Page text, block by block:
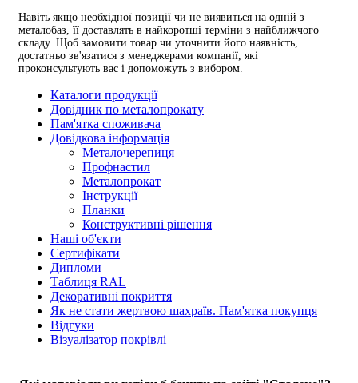
Навіть якщо необхідної позиції чи не виявиться на одній з
металобаз, її доставлять в найкоротші терміни з найближчого
складу. Щоб замовити товар чи уточнити його наявність,
достатньо зв'язатися з менеджерами компанії, які
проконсультують вас і допоможуть з вибором.
Каталоги продукції
Довідник по металопрокату
Пам'ятка споживача
Довідкова інформація
Металочерепиця
Профнастил
Металопрокат
Інструкції
Планки
Конструктивні рішення
Наші об'єкти
Сертифікати
Дипломи
Таблиця RAL
Декоративні покриття
Як не стати жертвою шахраїв. Пам'ятка покупця
Відгуки
Візуалізатор покрівлі